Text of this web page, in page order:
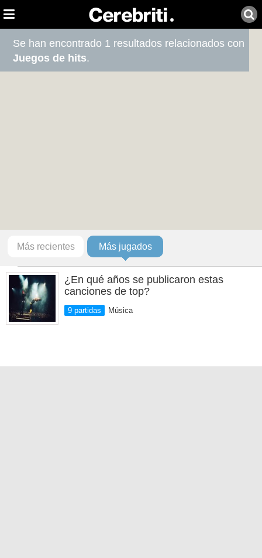
Se han encontrado 1 resultados relacionados con
Juegos de hits.
Más recientes Más jugados
¿En qué años se publicaron estas
canciones de top?
9 partidas Música